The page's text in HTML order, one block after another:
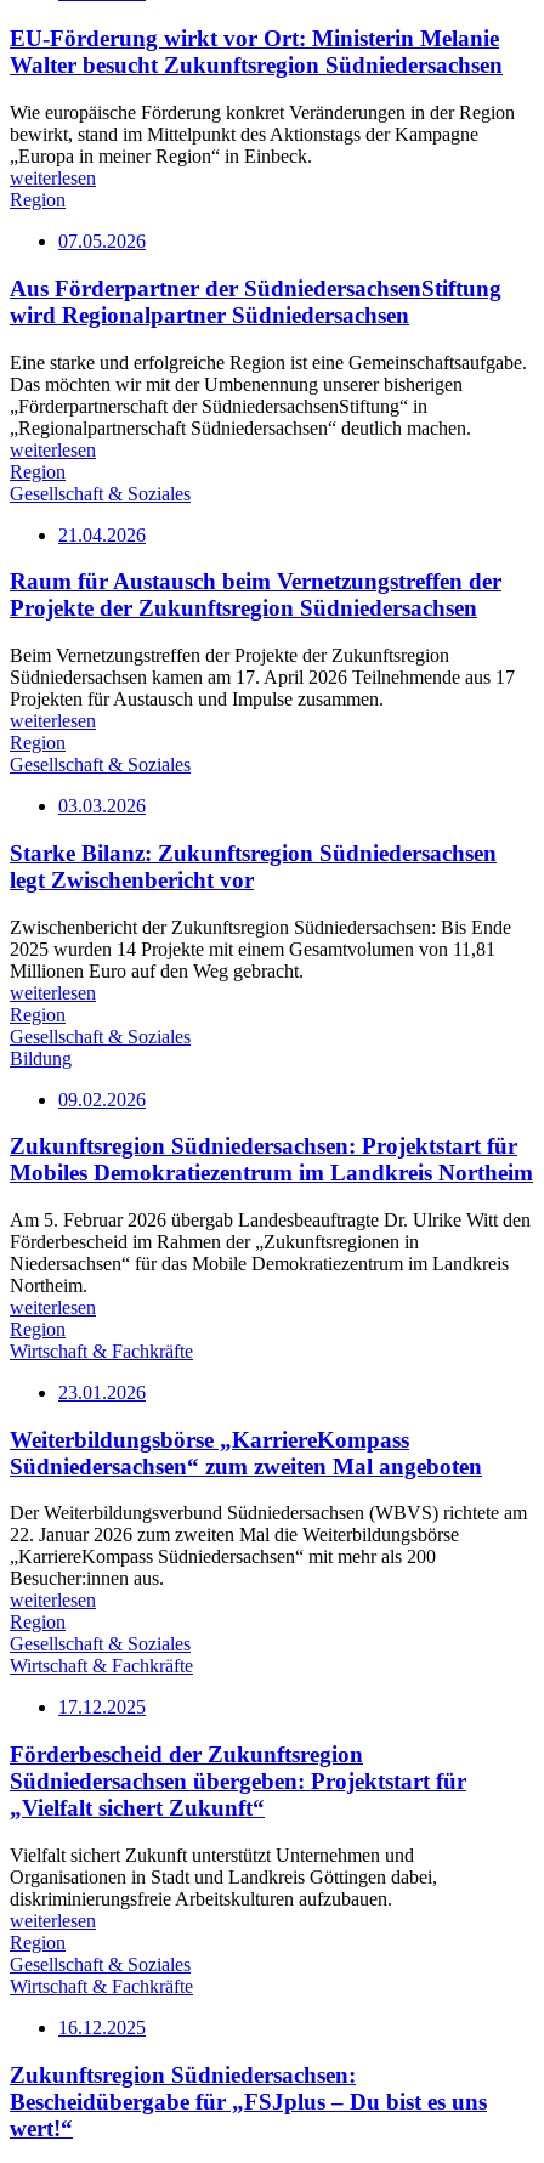
EU-Förderung wirkt vor Ort: Ministerin Melanie
Walter besucht Zukunftsregion Südniedersachsen
Wie europäische Förderung konkret Veränderungen in der Region
bewirkt, stand im Mittelpunkt des Aktionstags der Kampagne
„Europa in meiner Region“ in Einbeck.
weiterlesen
Region
07.05.2026
Aus Förderpartner der SüdniedersachsenStiftung
wird Regionalpartner Südniedersachsen
Eine starke und erfolgreiche Region ist eine Gemeinschaftsaufgabe.
Das möchten wir mit der Umbenennung unserer bisherigen
„Förderpartnerschaft der SüdniedersachsenStiftung“ in
„Regionalpartnerschaft Südniedersachsen“ deutlich machen.
weiterlesen
Region
Gesellschaft & Soziales
21.04.2026
Raum für Austausch beim Vernetzungstreffen der
Projekte der Zukunftsregion Südniedersachsen
Beim Vernetzungstreffen der Projekte der Zukunftsregion
Südniedersachsen kamen am 17. April 2026 Teilnehmende aus 17
Projekten für Austausch und Impulse zusammen.
weiterlesen
Region
Gesellschaft & Soziales
03.03.2026
Starke Bilanz: Zukunftsregion Südniedersachsen
legt Zwischenbericht vor
Zwischenbericht der Zukunftsregion Südniedersachsen: Bis Ende
2025 wurden 14 Projekte mit einem Gesamtvolumen von 11,81
Millionen Euro auf den Weg gebracht.
weiterlesen
Region
Gesellschaft & Soziales
Bildung
09.02.2026
Zukunftsregion Südniedersachsen: Projektstart für
Mobiles Demokratiezentrum im Landkreis Northeim
Am 5. Februar 2026 übergab Landesbeauftragte Dr. Ulrike Witt den
Förderbescheid im Rahmen der „Zukunftsregionen in
Niedersachsen“ für das Mobile Demokratiezentrum im Landkreis
Northeim.
weiterlesen
Region
Wirtschaft & Fachkräfte
23.01.2026
Weiterbildungsbörse „KarriereKompass
Südniedersachsen“ zum zweiten Mal angeboten
Der Weiterbildungsverbund Südniedersachsen (WBVS) richtete am
22. Januar 2026 zum zweiten Mal die Weiterbildungsbörse
„KarriereKompass Südniedersachsen“ mit mehr als 200
Besucher:innen aus.
weiterlesen
Region
Gesellschaft & Soziales
Wirtschaft & Fachkräfte
17.12.2025
Förderbescheid der Zukunftsregion
Südniedersachsen übergeben: Projektstart für
„Vielfalt sichert Zukunft“
Vielfalt sichert Zukunft unterstützt Unternehmen und
Organisationen in Stadt und Landkreis Göttingen dabei,
diskriminierungsfreie Arbeitskulturen aufzubauen.
weiterlesen
Region
Gesellschaft & Soziales
Wirtschaft & Fachkräfte
16.12.2025
Zukunftsregion Südniedersachsen:
Bescheidübergabe für „FSJplus – Du bist es uns
wert!“